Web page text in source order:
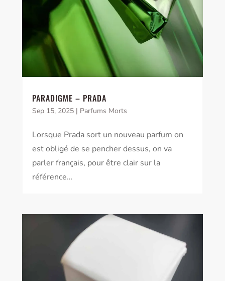
PARADIGME – PRADA
Sep 15, 2025| Parfums Morts
Lorsque Prada sort un nouveau parfum on
est obligé de se pencher dessus, on va
parler français, pour être clair sur la
référence…